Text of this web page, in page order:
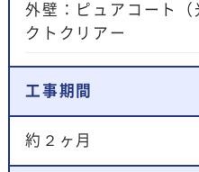
外壁：ピュアコート
クトクリアー
工事期間
約２ヶ月